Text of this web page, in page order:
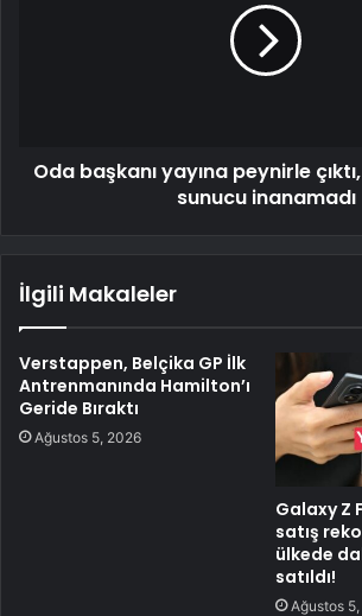
Oda başkanı yayına peynirle
sunucu inanamadı
İlgili Makaleler
Verstappen, Belçika GP İlk
Antrenmanında Hamilton’ı
Geride Bıraktı
Ağustos 5, 2026
Galaxy Z
satış
ülkede
satıldı!
Ağustos